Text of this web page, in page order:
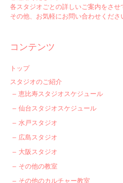
各スタジオごとの詳しいご案内をさせ
その他、お気軽にお問い合わせくださ
コンテンツ
トップ
スタジオのご紹介
恵比寿スタジオスケジュール
仙台スタジオスケジュール
水戸スタジオ
広島スタジオ
大阪スタジオ
その他の教室
その他のカルチャー教室